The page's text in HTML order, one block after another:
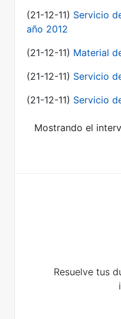
(21-12-11) Servicio
año 2012
(21-12-11) Material
(21-12-11) Servicio
(21-12-11) Servicio
Mostrando el
Resuelve tus